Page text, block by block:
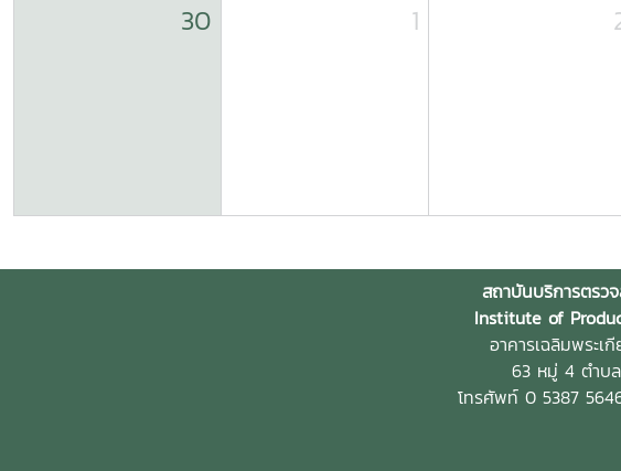
30 1
สถาบันบริการตรว
Institute of
อาคารเฉลิมพระเ
63 หมู่ 4 ตำบ
โทรศัพท์ 0 5387